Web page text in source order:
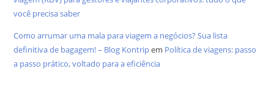
você precisa saber
Como arrumar uma mala para viagem a negócios? Sua lista
definitiva de bagagem! – Blog Kontripem Política de viagens: passo
a passo prático, voltado para a eficiência